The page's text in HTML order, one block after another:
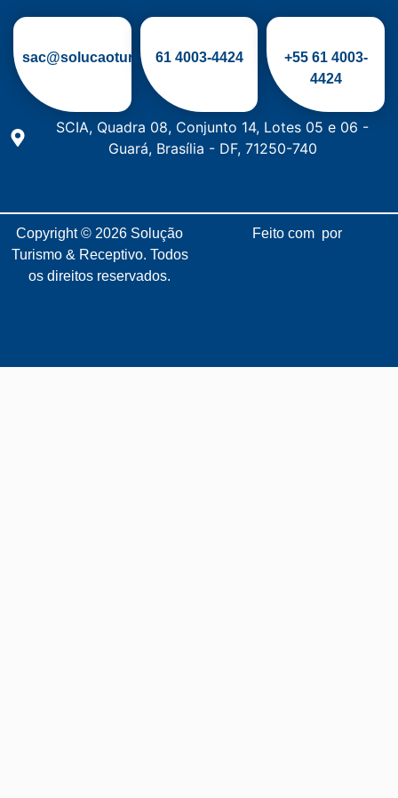
sac@solucaoturismo.com.br
61 4003-4424
+55 61 4003-
4424
SCIA, Quadra 08, Conjunto 14, Lotes 05 e 06 -
Guará, Brasília - DF, 71250-740
Copyright © 2026 Solução
Turismo & Receptivo. Todos
os direitos reservados.
Feito com por